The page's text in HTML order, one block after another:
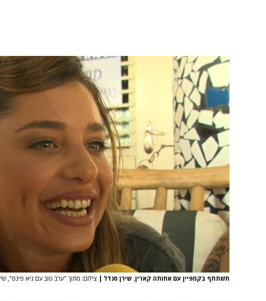
תשתתף בקמפיין עם אחותה קארין. שירן סנדל | צילום: מתוך "ערב טוב עם גיא פינס",